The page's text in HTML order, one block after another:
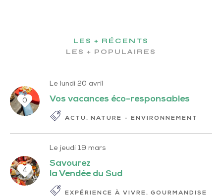
LES + RÉCENTS
LES + POPULAIRES
0
Le lundi 20 avril
Vos vacances éco-responsables
ACTU NATURE - ENVIRONNEMENT
4
Le jeudi 19 mars
Savourez
la Vendée du Sud
EXPÉRIENCE À VIVRE GOURMANDISE